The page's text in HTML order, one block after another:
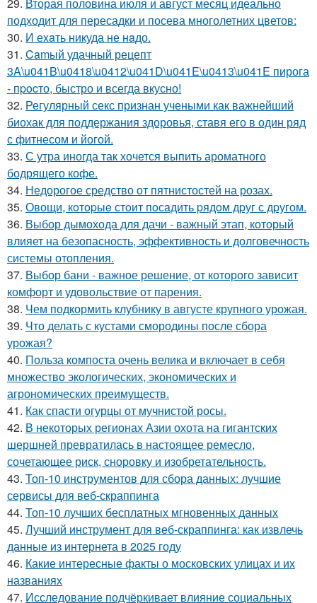
29. Вторая половина июля и август месяц идеально
подходит для пересадки и посева многолетних цветов:
30. И еxaть никуда не нaдо.
31. Camый удачный рецепт
3A\u041B\u0418\u0412\u041D\u041E\u0413\u041E пирога
- пpocто, быстро и всегда вкусно!
32. Регулярный секс признан учеными как важнейший
биохак для поддержания здоровья, ставя его в один ряд
с фитнесом и йогой.
33. С утра иногда так хочется выпить ароматного
бодрящего кофе.
34. Недорогое средство от пятнистостей на розах.
35. Овощи, кoтopыe стoит пoсaдить pядoм дpуг с дpугом.
36. Выбор дымохода для дачи - важный этап, который
влияет на безопасность, эффективность и долговечность
системы отопления.
37. Выбор бани - важное решение, от которого зависит
комфорт и удовольствие от парения.
38. Чем подкормить клубнику в августе крупного урожая.
39. Что делать с кустами смородины после сбора
урожая?
40. Польза компоста очень велика и включает в себя
множество экологических, экономических и
агрономических преимуществ.
41. Как спасти огурцы от мучнистой росы.
42. В некоторых регионах Азии охота на гигантских
шершней превратилась в настоящее ремесло,
сочетающее риск, сноровку и изобретательность.
43. Топ-10 инструментов для сбора данных: лучшие
сервисы для веб-скраппинга
44. Топ-10 лучших бесплатных мгновенных данных
45. Лучший инструмент для веб-скраппинга: как извлечь
данные из интернета в 2025 году
46. Какие интересные факты о московских улицах и их
названиях
47. Исследование подчёркивает влияние социальных